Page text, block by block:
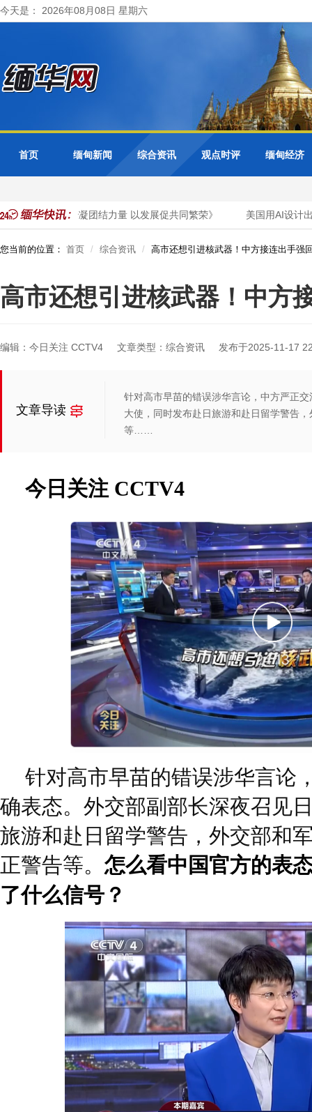
今天是： 2026年08月08日 星期六
首页 缅甸新闻 综合资讯 观点时评 缅甸经济
章《以法治凝团结力量 以发展促共同繁荣》 美国用AI设计出
您当前的位置： 首页 综合资讯 高市还想引进核武器！中方接连出手强
高市还想引进核武器！中方
编辑：今日关注 CCTV4 文章类型：综合资讯 发布于2025-11-17
文章导读
针对高市早苗的错误涉华言论，中方严正
大使，同时发布赴日旅游和赴日留学警告
等……
今日关注 CCTV4
针对高市早苗的错误涉华言论
确表态。外交部副部长深夜召见
旅游和赴日留学警告，外交部和
正警告等。 怎么看中国官方的表
了什么信号？